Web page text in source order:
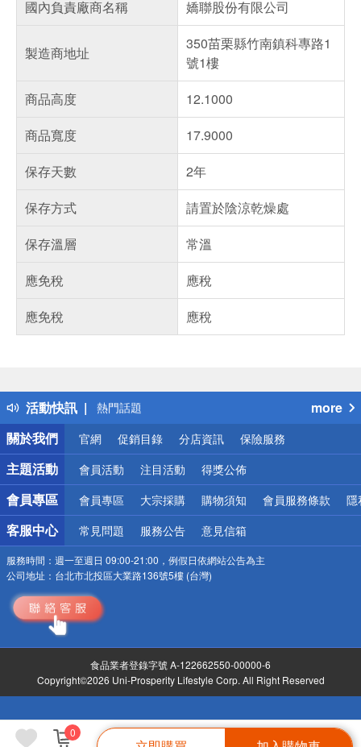
0
國內負責廠商名稱
嬌聯股份有限公司
製造商地址
350苗栗縣竹南鎮科專路1
號1樓
商品高度
12.1000
商品寬度
17.9000
保存天數
2年
保存方式
請置於陰涼乾燥處
保存溫層
常溫
應免稅
應稅
應免稅
應稅
活動快訊
得獎公告
熱門話題
銀行優惠
偏遠地區配送
詐騙網頁！請小心！
more
關於我們
官網 促銷目錄 分店資訊 保險服務
主題活動 會員活動 注目活動 得獎公佈
會員專區 會員專區 大宗採購 購物須知 會員服務條款 隱
客服中心 常見問題 服務公告 意見信箱
服務時間： 週一至週日 09:00-21:00，例假日依網站公告為主
公司地址： 台北市北投區大業路136號5樓 (台灣)
食品業者登錄字號 A-122662550-00000-6
Copyright©2026 Uni-Prosperity Lifestyle Corp. All Right Reserved